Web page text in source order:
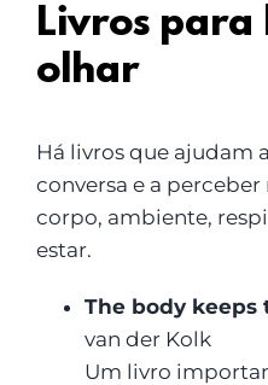
Livros para
olhar
Há livros que ajudam
conversa e a
corpo, ambiente,
estar.
The body keeps
van der Kolk
Um livro